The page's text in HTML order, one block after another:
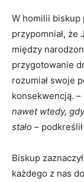
W homilii biskup
przypomniał, że
między
przygotowanie
rozumiał swoje
konsekwencją. –
nawet wtedy,
stało –
Biskup
każdego z nas